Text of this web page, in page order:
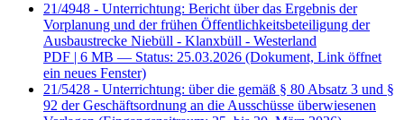
21/4948 - Unterrichtung: Bericht über das Ergebnis der
Vorplanung und der frühen Öffentlichkeitsbeteiligung der
Ausbaustrecke Niebüll - Klanxbüll - Westerland
PDF | 6 MB — Status: 25.03.2026 (Dokument, Link öffnet
ein neues Fenster)
21/5428 - Unterrichtung: über die gemäß § 80 Absatz 3 und §
92 der Geschäftsordnung an die Ausschüsse überwiesenen